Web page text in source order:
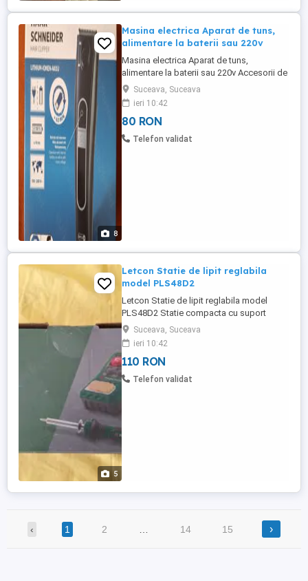
8
Masina electrica Aparat de tuns,
alimentare la baterii sau 220v
Masina electrica Aparat de tuns,
alimentare la baterii sau 220v Accesorii de
tip peptene (buc=2) pentru diferite lungimi
de taiere: 1. Dimensiuni taiere : 1-3-6-9-12-
15 mm 2. Dimensiuni taiere : 18-21-24-27-
30-33 mm Aparat de tuns cu insertie
integrata pentru subtiere Acumulator
Suceava, Suceava
ieri 10:42
80 RON
Telefon validat
5
Letcon Statie de lipit reglabila
model PLS48D2
Letcon Statie de lipit reglabila model
PLS48D2 Statie compacta cu suport
pentru pistolul de lipit, compartiment
pentru accesorii si intrerupator alimentare;
Scop universal de utilizare pentru
electronic, modelaj si hobby; Temperatura
reglabila intre 100-500 grade C; Pistol
Suceava, Suceava
ieri 10:42
110 RON
Telefon validat
‹ 1 2 14 15 ›